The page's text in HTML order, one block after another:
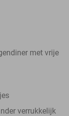
met vrije
verrukkelijk